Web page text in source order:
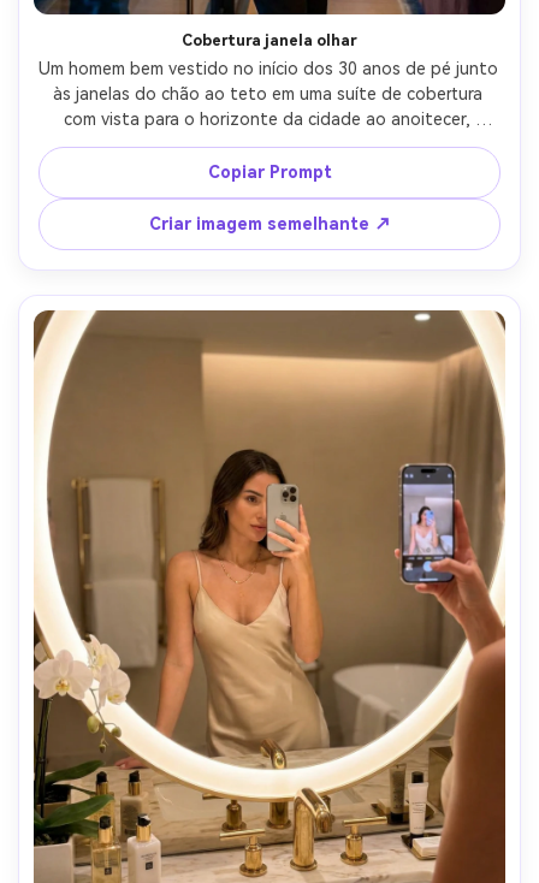
Cobertura janela olhar
Um homem bem vestido no início dos 30 anos de pé junto
às janelas do chão ao teto em uma suíte de cobertura
com vista para o horizonte da cidade ao anoitecer,
usando um terno de carvão com gola aberta, uma mão no
bolso, luz azul humorística da hora misturada com luz
quente da lâmpada interior, reflexos no vidro, tirado em
Canon R5, 50mm f/1.4, retrato de meio corpo,
profundidade de campo rasa, fotorealista, humor
editorial de luxo, foco nítido nos olhos-AR 4:5
Copiar Prompt
Criar imagem semelhante ↗